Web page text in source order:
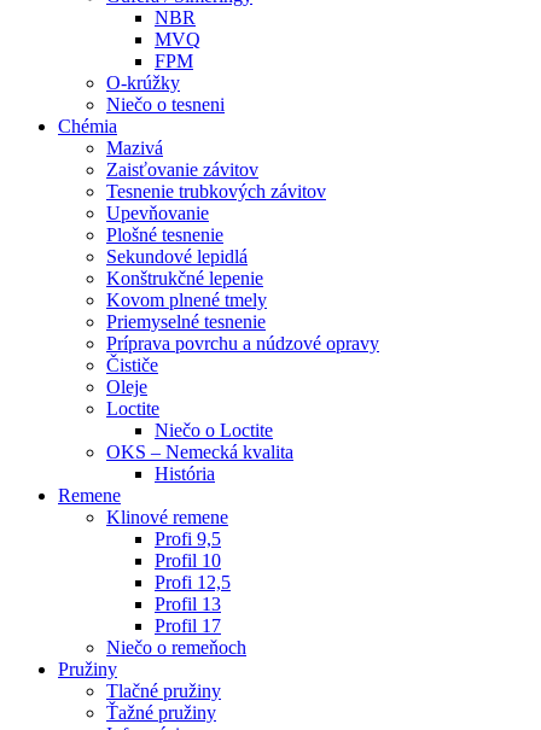
NBR
MVQ
FPM
O-krúžky
Niečo o tesneni
Chémia
Mazivá
Zaisťovanie závitov
Tesnenie trubkových závitov
Upevňovanie
Plošné tesnenie
Sekundové lepidlá
Konštrukčné lepenie
Kovom plnené tmely
Priemyselné tesnenie
Príprava povrchu a núdzové opravy
Čističe
Oleje
Loctite
Niečo o Loctite
OKS – Nemecká kvalita
História
Remene
Klinové remene
Profi 9,5
Profil 10
Profi 12,5
Profil 13
Profil 17
Niečo o remeňoch
Pružiny
Tlačné pružiny
Ťažné pružiny